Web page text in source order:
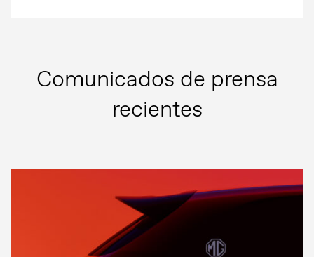
Comunicados de prensa
Contacto de prensa
MG Motor
Comunicados de prensa
recientes